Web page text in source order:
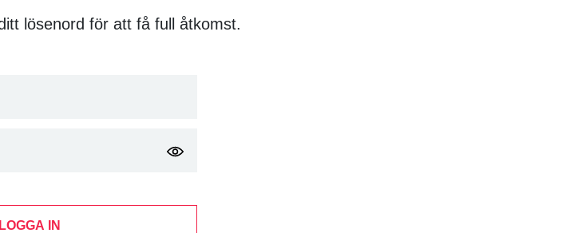
lösenord för att få full åtkomst.
LOGGA IN